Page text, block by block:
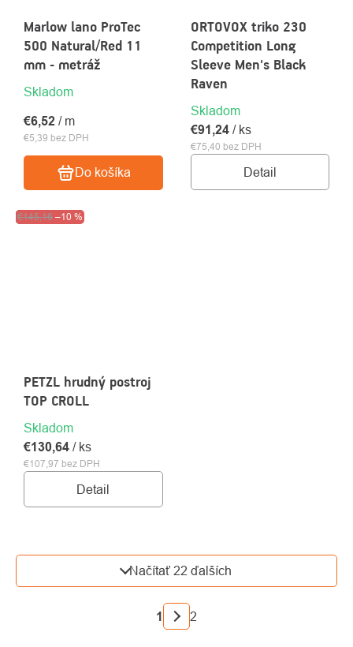
Marlow lano ProTec
500 Natural/Red 11
mm - metráž
Skladom
€5,39 bez DPH
€6,52 / m
Do košíka
ORTOVOX triko 230
Competition Long
Sleeve Men's Black
Raven
Skladom
€75,40 bez DPH
€91,24 / ks
Detail
Výpredaj
€145,16 –10 %
PETZL hrudný postroj
TOP CROLL
Skladom
€107,97 bez DPH
€130,64 / ks
Detail
OVLÁDACIE
PRVKY
VÝPISU
Načítať 22 ďalších
STRÁNKOVANIE
1 2